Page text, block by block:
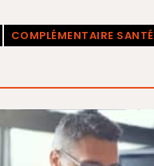
COMPLÉMENTAIRE SANTÉ